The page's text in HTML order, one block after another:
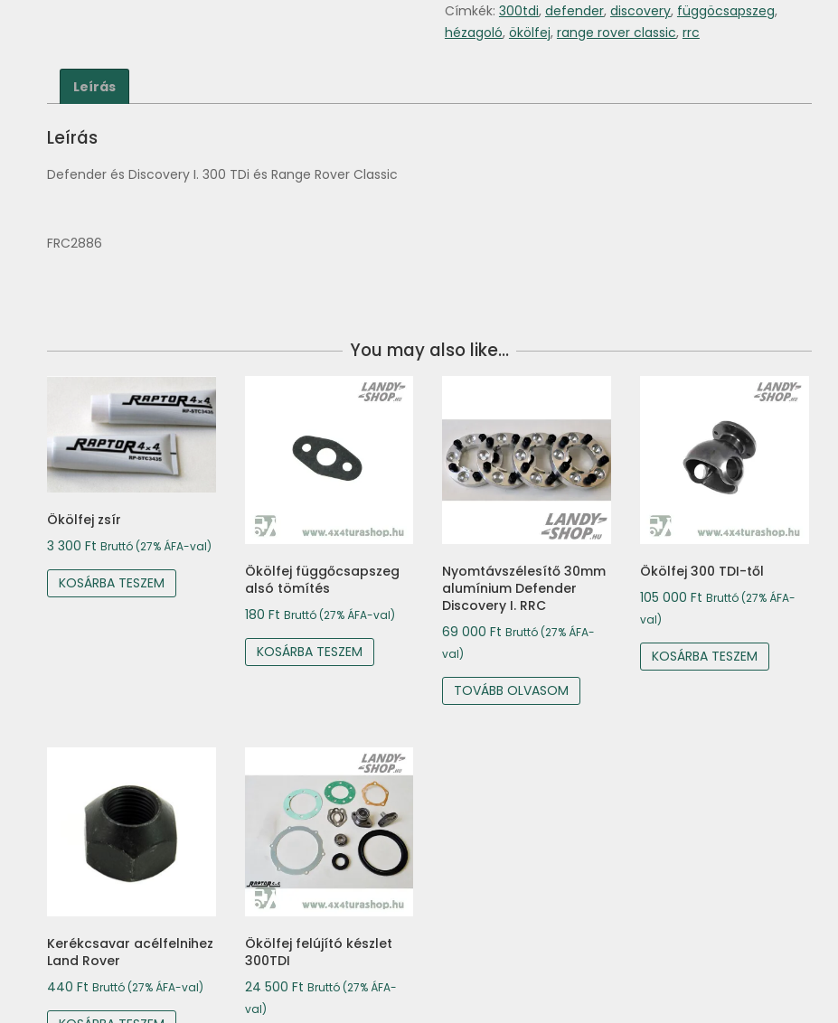
Címkék: 300tdi, defender, discovery, függöcsapszeg,
hézagoló, ökölfej, range rover classic, rrc
Leírás
Leírás
Defender és Discovery I. 300 TDi és Range Rover Classic
FRC2886
You may also like…
Ökölfej zsír
3 300 Ft Bruttó (27% ÁFA-val)
KOSÁRBA TESZEM
Ökölfej függőcsapszeg
alsó tömítés
180 Ft Bruttó (27% ÁFA-val)
KOSÁRBA TESZEM
Nyomtávszélesítő 30mm
alumínium Defender
Discovery I. RRC
69 000Ft Bruttó (27% ÁFA-
val)
TOVÁBB OLVASOM
Ökölfej 300 TDI-től
105 000Ft Bruttó (27% ÁFA-
val)
KOSÁRBA TESZEM
Kerékcsavar acélfelnihez
Land Rover
440 Ft Bruttó (27% ÁFA-val)
Ökölfej felújító készlet
300TDI
24 500 Ft Bruttó (27% ÁFA-
val)